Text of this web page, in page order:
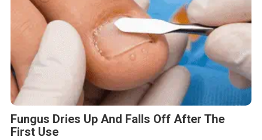
Fungus Dries Up And Falls Off After The
First Use